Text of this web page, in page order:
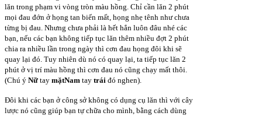
lăn trong phạm vi vòng tròn màu hồng. Chỉ cần lăn 2 phút
mọi đau đớn ở họng tan biến mất, họng nhẹ tênh như chưa
từng bị đau. Nhưng chưa phải là hết hẳn luôn đâu nhé các
bạn, nếu các bạn không tiếp tục lăn thêm nhiều đợt 2 phút
chia ra nhiều lần trong ngày thì cơn đau họng đôi khi sẽ
quay lại đó. Tuy nhiên dù nó có quay lại, ta tiếp tục lăn 2
phút ở vị trí màu hồng thì cơn đau nó cũng chạy mất thôi.
(Chú ý Nữ tay mặtNam tay trái đó nghen).
Đôi khi các bạn ở công sở không có dụng cụ lăn thì với cây
lược nó cũng giúp bạn tự chữa cho mình, bằng cách dùng